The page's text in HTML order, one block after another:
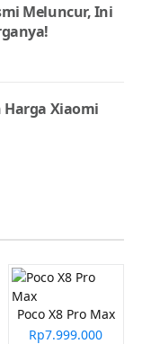
Meluncur, Ini
Harga Xiaomi
Poco X8 Pro Max
Rp7.999.000